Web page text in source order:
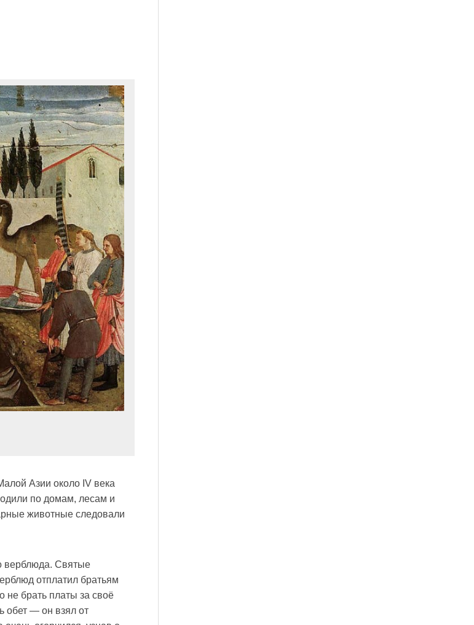
Азии около IV века
по домам, лесам и
животные следовали
верблюда. Святые
отплатил братьям
не брать платы за своё
обет — он взял от